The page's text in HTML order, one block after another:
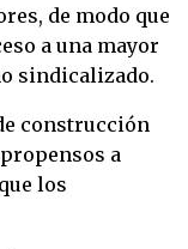
de modo que
a una mayor
sindicalizado.
construcción
a
los